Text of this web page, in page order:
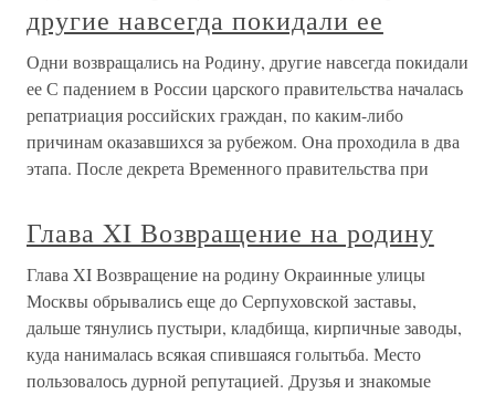
другие навсегда покидали ее
Одни возвращались на Родину, другие навсегда покидали
ее С падением в России царского правительства началась
репатриация российских граждан, по каким-либо
причинам оказавшихся за рубежом. Она проходила в два
этапа. После декрета Временного правительства при
Глава XI Возвращение на родину
Глава XI Возвращение на родину Окраинные улицы
Москвы обрывались еще до Серпуховской заставы,
дальше тянулись пустыри, кладбища, кирпичные заводы,
куда нанималась всякая спившаяся голытьба. Место
пользовалось дурной репутацией. Друзья и знакомые